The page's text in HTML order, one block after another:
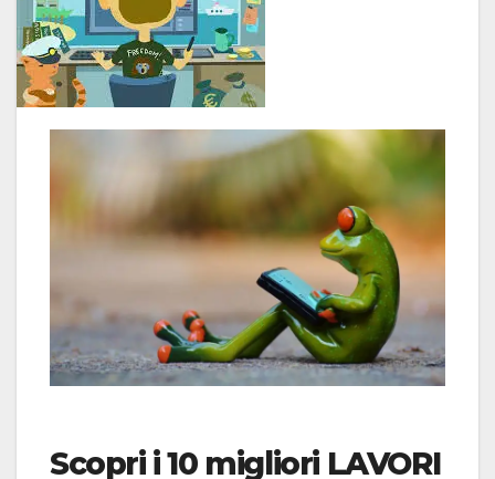
Scopri i 10 migliori LAVORI